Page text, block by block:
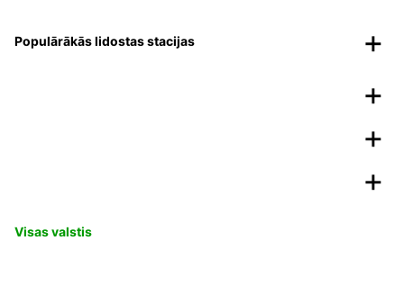
Populārākās lidostas stacijas
Visas valstis